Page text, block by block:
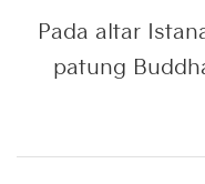
Pada altar
patung